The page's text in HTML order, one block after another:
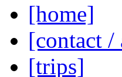
[home]
[contact /
[trips]